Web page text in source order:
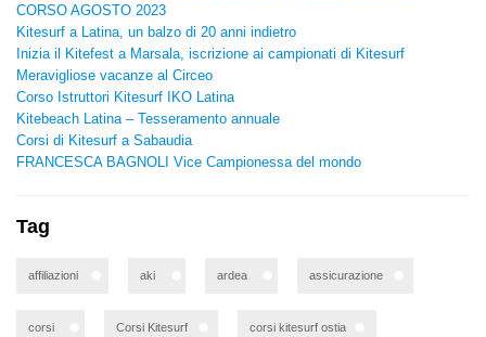
CORSO AGOSTO 2023
Kitesurf a Latina, un balzo di 20 anni indietro
Inizia il Kitefest a Marsala, iscrizione ai campionati di Kitesurf
Meravigliose vacanze al Circeo
Corso Istruttori Kitesurf IKO Latina
Kitebeach Latina – Tesseramento annuale
Corsi di Kitesurf a Sabaudia
FRANCESCA BAGNOLI Vice Campionessa del mondo
Tag
affiliazioni aki ardea assicurazione
corsi Corsi Kitesurf corsi kitesurf ostia